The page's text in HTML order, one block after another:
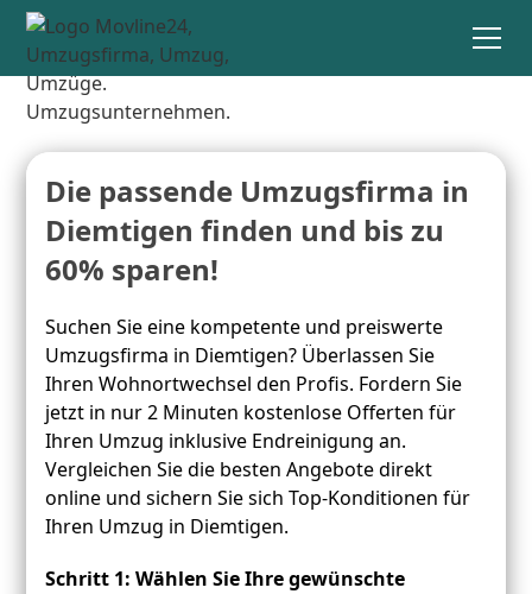
Die passende Umzugsfirma in
Diemtigen finden und bis zu
60% sparen!
Suchen Sie eine kompetente und preiswerte
Umzugsfirma in Diemtigen? Überlassen Sie
Ihren Wohnortwechsel den Profis. Fordern Sie
jetzt in nur 2 Minuten kostenlose Offerten für
Ihren Umzug inklusive Endreinigung an.
Vergleichen Sie die besten Angebote direkt
online und sichern Sie sich Top-Konditionen für
Ihren Umzug in Diemtigen.
Schritt 1: Wählen Sie Ihre gewünschte